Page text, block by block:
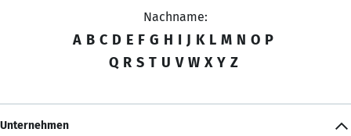
Nachname:
A B C D E F G H I J K L M N O P
Q R S T U V W X Y Z
Unternehmen